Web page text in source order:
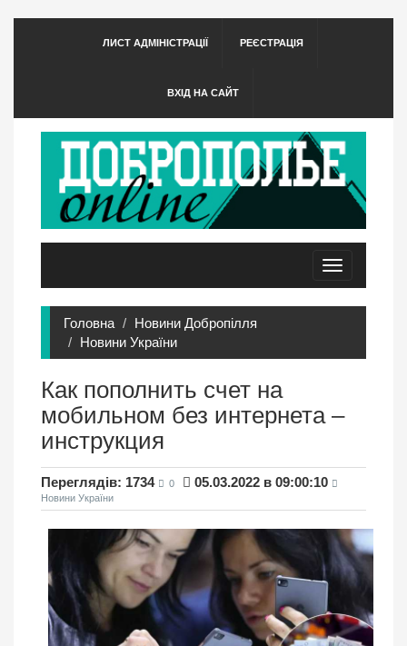
ЛИСТ АДМІНІСТРАЦІЇ РЕЄСТРАЦІЯ
ВХІД НА САЙТ
Toggle
navigation
Головна
Новини Добропілля
Новини України
Как пополнить счет на
мобильном без интернета –
инструкция
Переглядів: 1734 0 05.03.2022 в 09:00:10
Новини України